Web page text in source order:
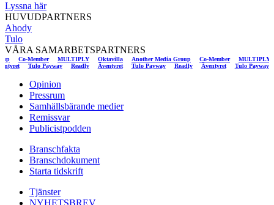
Lyssna här
HUVUDPARTNERS
Ahody
Tulo
VÅRA SAMARBETSPARTNERS
Co-Member MULTIPLY Oktavilla Another Media Group Co-Member MULTIPLY
Tulo
Äventyret
Readly
Tulo Payway
Äventyret
Readly
Tulo Payway
Äventyret
Opinion
Pressrum
Samhällsbärande medier
Remissvar
Publicistpodden
Branschfakta
Branschdokument
Starta tidskrift
Tjänster
NYHETSBREV